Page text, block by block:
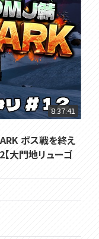
8:37:41
ボス戦を終え
大門地リューゴ